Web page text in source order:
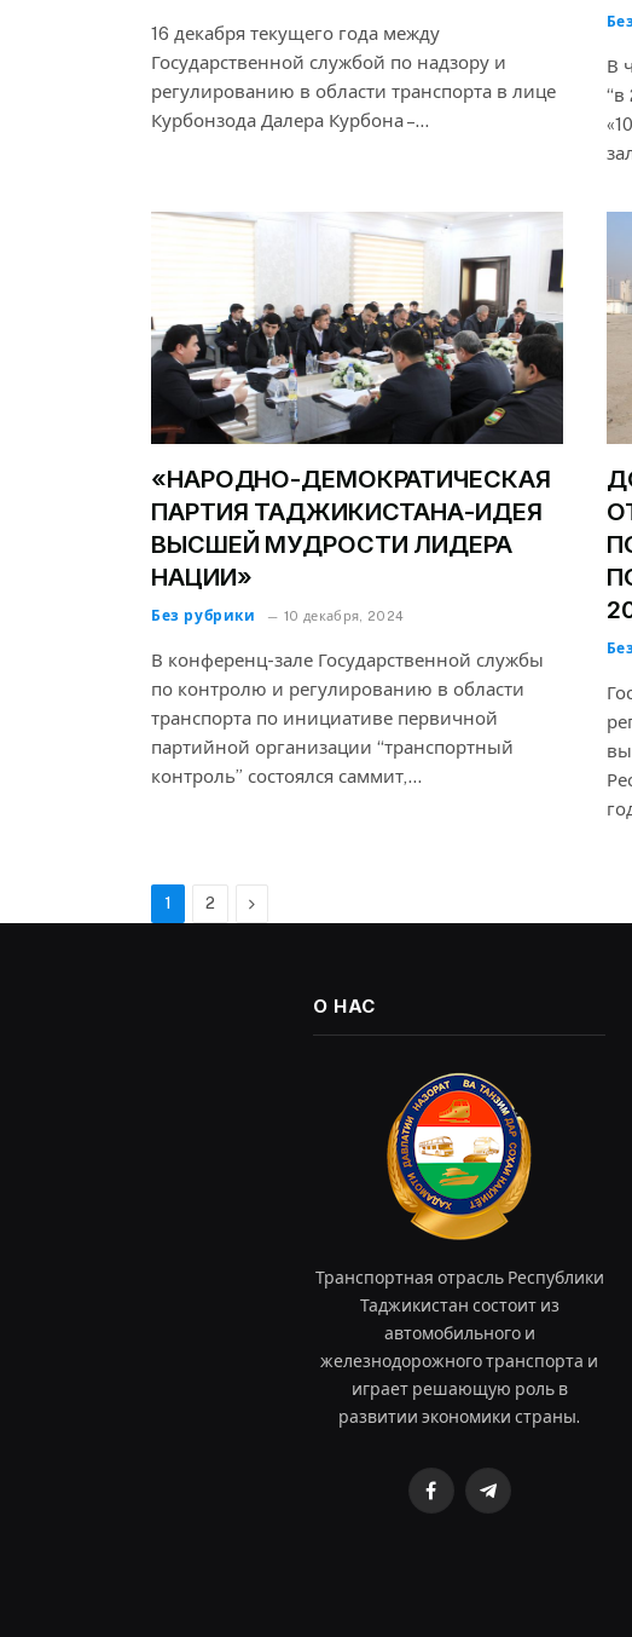
16 декабря текущего года между
Государственной службой по надзору и
регулированию в области транспорта в лице
Курбонзода Далера Курбона –…
В
“в
«НАРОДНО-ДЕМОКРАТИЧЕСКАЯ
ПАРТИЯ ТАДЖИКИСТАНА-ИДЕЯ
ВЫСШЕЙ МУДРОСТИ ЛИДЕРА
НАЦИИ»
Без рубрики 10 декабря, 2024
В конференц-зале Государственной службы
по контролю и регулированию в области
транспорта по инициативе первичной
партийной организации “транспортный
контроль” состоялся саммит,…
1 2 Next
О НАС
Транспортная отрасль Республики
Таджикистан состоит из
автомобильного и
железнодорожного транспорта и
играет решающую роль в
развитии экономики страны.
FacebookTelegram